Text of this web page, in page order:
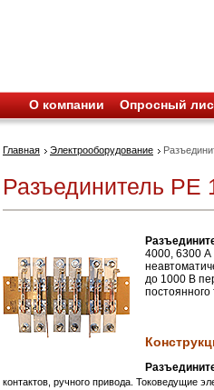
О компании Опросный
Главная Электрооборудование
Разъединитель РЕ
4000, 6300 А
до 1000 В
постоянного
контактов, ручного привода. Токоведущие